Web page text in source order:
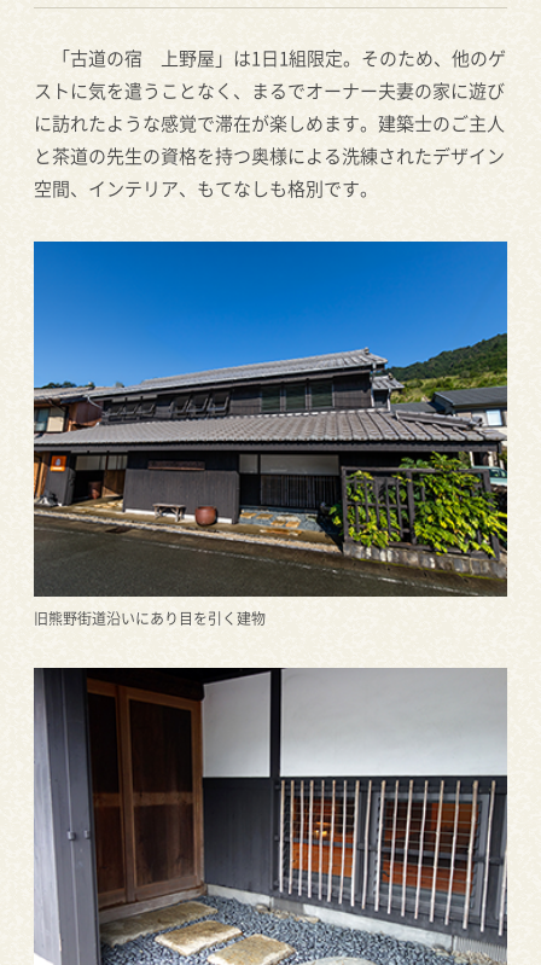
「古道の宿 上野屋」は1日1組限定。そのため、他のゲ
ストに気を遣うことなく、まるでオーナー夫妻の家に遊び
に訪れたような感覚で滞在が楽しめます。建築士のご主人
と茶道の先生の資格を持つ奥様による洗練されたデザイン
空間、インテリア、もてなしも格別です。
旧熊野街道沿いにあり目を引く建物